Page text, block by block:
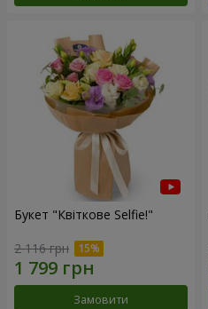
Букет "Квіткове Selfie!"
2 116 грн
Замовити